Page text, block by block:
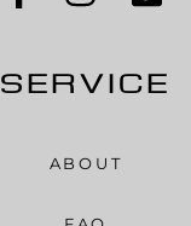
SERVICE
ABOUT